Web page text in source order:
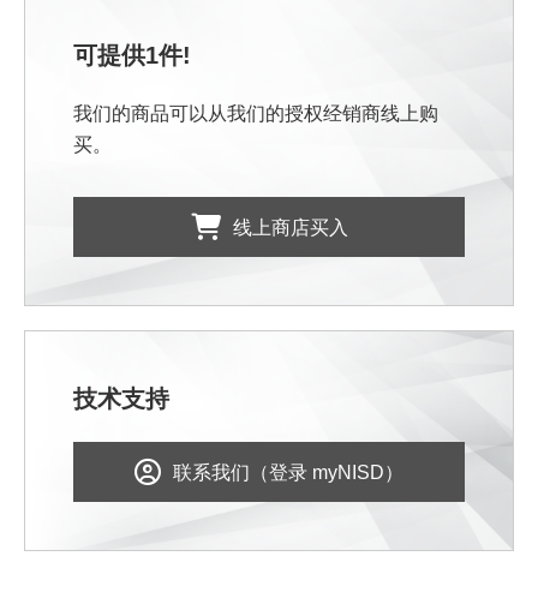
可提供1件!
我们的商品可以从我们的授权经销商线上购
买。
线上商店买入
技术支持
联系我们（登录 myNISD）